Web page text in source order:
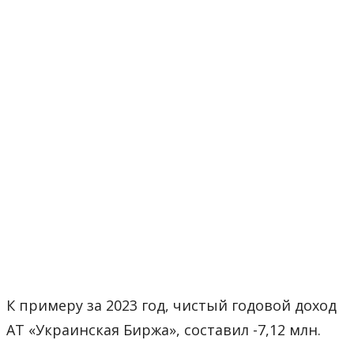
К примеру за 2023 год, чистый годовой доход
АТ «Украинская Биржа», составил -7,12 млн.